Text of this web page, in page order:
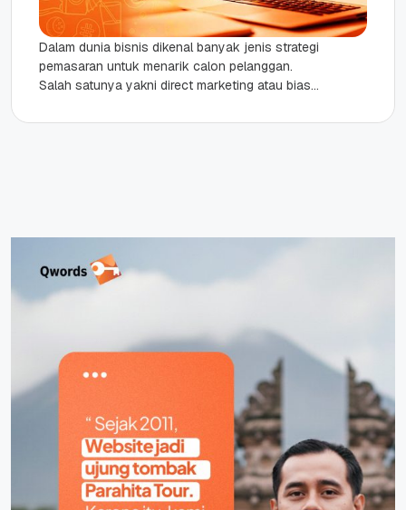
Dalam dunia bisnis dikenal banyak jenis strategi
pemasaran untuk menarik calon pelanggan.
Salah satunya yakni direct marketing atau biasa